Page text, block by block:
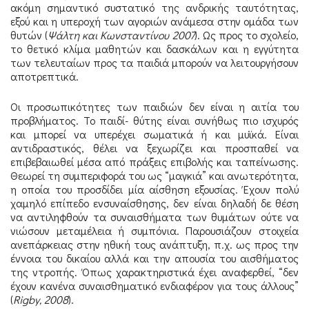
ακόμη σημαντικό συστατικό της ανδρικής ταυτότητας,
εξού και η υπεροχή των αγοριών ανάμεσα στην ομάδα των
θυτών (Ψάλτη και Κωνσταντίνου 2007). Ως προς το σχολείο,
το θετικό κλίμα μαθητών και δασκάλων και η εγγύτητα
των τελευταίων προς τα παιδιά μπορούν να λειτουργήσουν
αποτρεπτικά.
Οι προσωπικότητες των παιδιών δεν είναι η αιτία του
προβλήματος. Το παιδί- θύτης είναι συνήθως πιο ισχυρός
και μπορεί να υπερέχει σωματικά ή και μυϊκά. Είναι
αντιδραστικός, θέλει να ξεχωρίζει και προσπαθεί να
επιβεβαιωθεί μέσα από πράξεις επιβολής και ταπείνωσης.
Θεωρεί τη συμπεριφορά του ως “μαγκιά” και ανωτερότητα,
η οποία του προσδίδει μία αίσθηση εξουσίας. Έχουν πολύ
χαμηλό επίπεδο ενσυναίσθησης, δεν είναι δηλαδή δε θέση
να αντιληφθούν τα συναισθήματα των θυμάτων ούτε να
νιώσουν μεταμέλεια ή συμπόνια. Παρουσιάζουν στοιχεία
ανεπάρκειας στην ηθική τους ανάπτυξη, π.χ. ως προς την
έννοια του δικαίου αλλά και την απουσία του αισθήματος
της ντροπής. Όπως χαρακτηριστικά έχει αναφερθεί, “δεν
έχουν κανένα συναισθηματικό ενδιαφέρον για τους άλλους”
(Rigby, 2008).